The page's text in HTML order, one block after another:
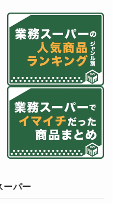
ーパー